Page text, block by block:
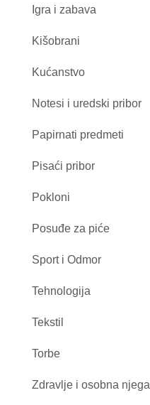
Igra i zabava
Kišobrani
Kućanstvo
Notesi i uredski pribor
Papirnati predmeti
Pisaći pribor
Pokloni
Posuđe za piće
Sport i Odmor
Tehnologija
Tekstil
Torbe
Zdravlje i osobna njega